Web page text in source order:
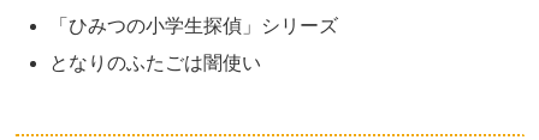
「ひみつの小学生探偵」シリーズ
となりのふたごは闇使い